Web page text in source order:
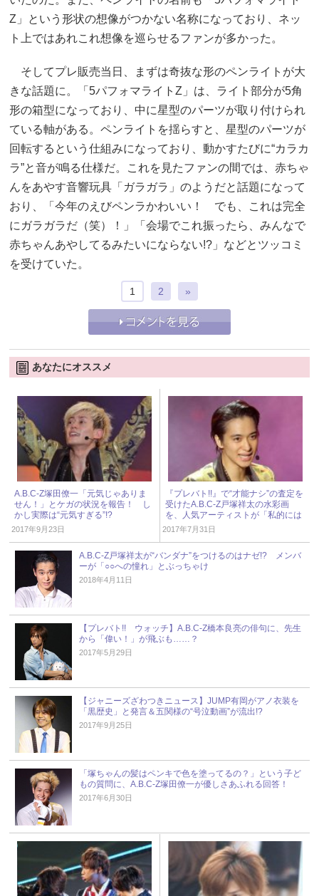
Z」という形状の想像がつかない名称になっており、ネッ
ト上ではあれこれ想像を巡らせるファンが多かった。
そしてプレ販売当日、まずは奇抜な形のペンライトが大
きな話題に。「5パフォマライトZ」は、ライト部分が5角
形の箱型になっており、中に星型のパーツが取り付けられ
ている軸がある。ペンライトを揺らすと、星型のパーツが
回転するという仕組みになっており、動かすたびに“カラカ
ラ”と音が鳴る仕様だ。これを見たファンの間では、赤ちゃ
んをあやす音響玩具「ガラガラ」のようだと話題になって
おり、「今年のえびペンラかわいい！ でも、これは完全
にガラガラだ（笑）！」「会場でこれ振ったら、みんなで
赤ちゃんあやしてるみたいにならない!?」などとツッコミ
を受けていた。
1 2 »
あなたにオススメ
A.B.C-Z塚田僚一「元気じゃありま
せん！」とケガの状況を報告！ し
かし実際は“元気すぎる”!?
2017年9月23日
『プレバト!!』で“才能ナシ”の査定を
受けたA.B.C-Z戸塚祥太の水彩画
を、人気アーティストが「私的には
有望！」と大絶賛！
2017年7月31日
A.B.C-Z戸塚祥太が“バンダナ”をつけるのはナゼ!? メンバ
ーが「○○への憧れ」とぶっちゃけ
2018年4月11日
【プレバト!! ウォッチ】A.B.C-Z橋本良亮の俳句に、先生
から「偉い！」が飛ぶも……？
2017年5月29日
【ジャニーズざわつきニュース】JUMP有岡がアノ衣装を
「黒歴史」と発言＆五関様の“号泣動画”が流出!?
2017年9月25日
「塚ちゃんの髪はペンキで色を塗ってるの？」という子ど
もの質問に、A.B.C-Z塚田僚一が優しさあふれる回答！
2017年6月30日